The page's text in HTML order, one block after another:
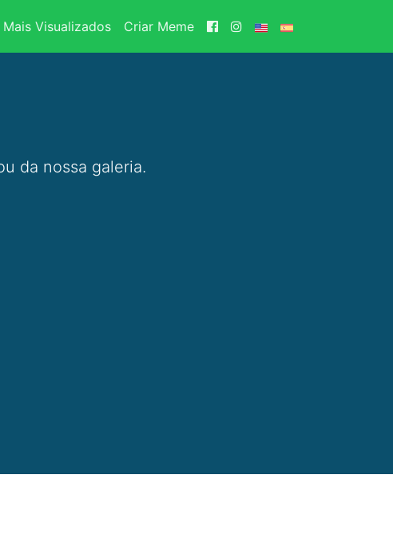
Mais Visualizados Criar Meme
da nossa galeria.